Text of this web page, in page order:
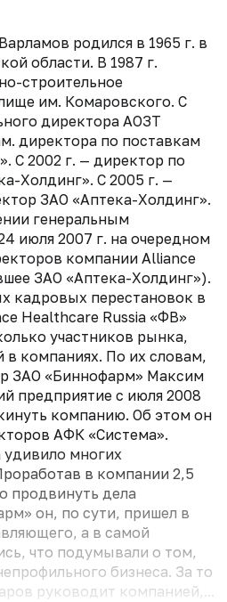
родился в 1965 г. в
области. В 1987 г.
строительное
им. Комаровского. С
директора АОЗТ
директора по поставкам
С 2002 г. — директор по
Холдинг». С 2005 г. —
ЗАО «Аптека-Холдинг».
генеральным
июля 2007 г. на очередном
компании Alliance
ЗАО «Аптека-Холдинг»).
кадровых перестановок в
Healthсare Russia «ФВ»
участников рынка,
в компаниях. По их словам,
ЗАО «Биннофарм» Максим
предприятие с июля 2008
компанию. Об этом он
АФК «Система».
удивило многих
в компании 2,5
продвинуть дела
он, по сути, пришел в
а в самой
что подумывали о том,
бизнеса. За то
руководит компанией,...